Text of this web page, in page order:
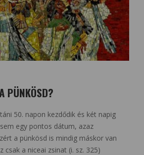
PÜNKÖSD?
50. napon kezdődik és két napig
egy pontos dátum, azaz
a pünkösd is mindig máskor van
csak a niceai zsinat (i. sz. 325)